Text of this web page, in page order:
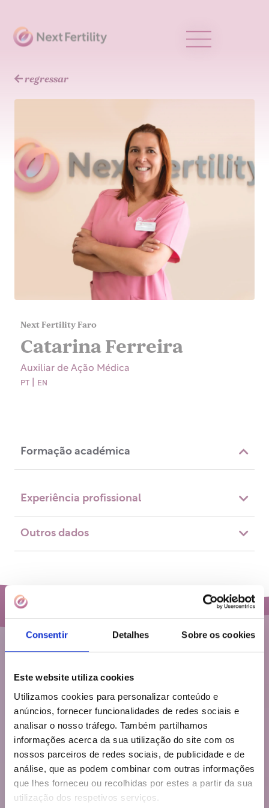
Consentir Detalhes Sobre os cookies
Este website utiliza cookies
Utilizamos cookies para personalizar conteúdo e
anúncios, fornecer funcionalidades de redes sociais e
analisar o nosso tráfego. Também partilhamos
informações acerca da sua utilização do site com os
nossos parceiros de redes sociais, de publicidade e de
análise, que as podem combinar com outras informações
que lhes forneceu ou recolhidas por estes a partir da sua
utilização dos respetivos serviços.
regressar
Next Fertility Faro
Catarina Ferreira
Auxiliar de Ação Médica
ᴘᴛ | ᴇɴ
Formação académica
Experiência profissional
Outros dados
A sua família
Mamã